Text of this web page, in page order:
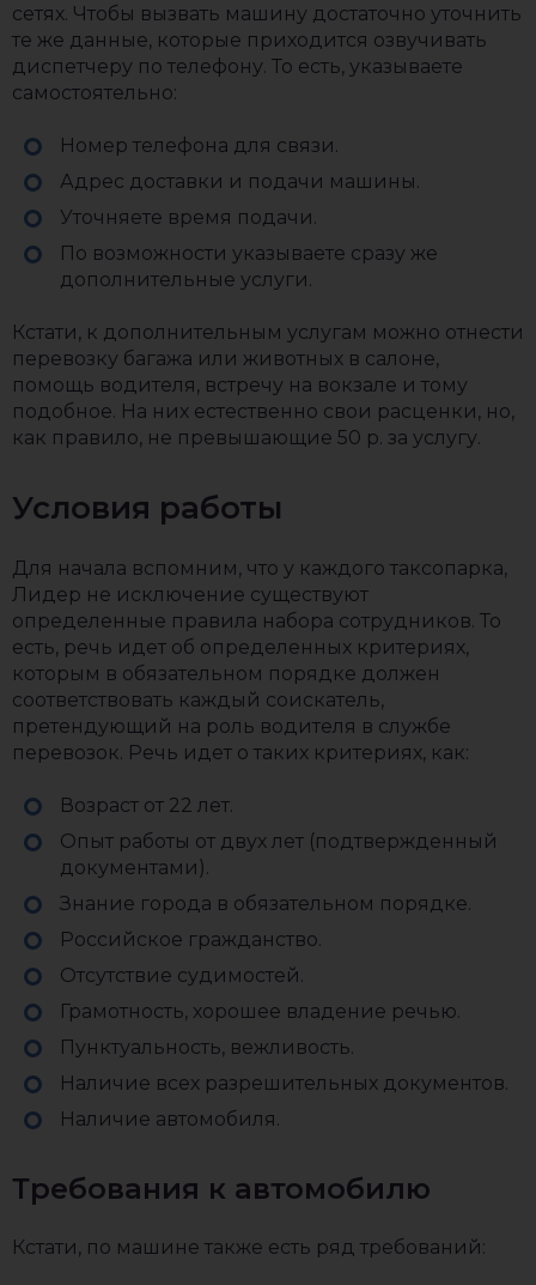
сетях. Чтобы вызвать машину достаточно уточнить
те же данные, которые приходится озвучивать
диспетчеру по телефону. То есть, указываете
самостоятельно:
Номер телефона для связи.
Адрес доставки и подачи машины.
Уточняете время подачи.
По возможности указываете сразу же
дополнительные услуги.
Кстати, к дополнительным услугам можно отнести
перевозку багажа или животных в салоне,
помощь водителя, встречу на вокзале и тому
подобное. На них естественно свои расценки, но,
как правило, не превышающие 50 р. за услугу.
Условия работы
Для начала вспомним, что у каждого таксопарка,
Лидер не исключение существуют
определенные правила набора сотрудников. То
есть, речь идет об определенных критериях,
которым в обязательном порядке должен
соответствовать каждый соискатель,
претендующий на роль водителя в службе
перевозок. Речь идет о таких критериях, как:
Возраст от 22 лет.
Опыт работы от двух лет (подтвержденный
документами).
Знание города в обязательном порядке.
Российское гражданство.
Отсутствие судимостей.
Грамотность, хорошее владение речью.
Пунктуальность, вежливость.
Наличие всех разрешительных документов.
Наличие автомобиля.
Требования к автомобилю
Кстати, по машине также есть ряд требований: